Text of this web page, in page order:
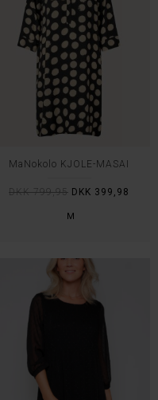
M
MaNokolo KJOLE-MASAI
DKK 799,95 DKK 399,98